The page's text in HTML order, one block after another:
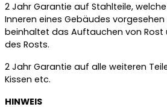
2 Jahr Garantie auf Stahlteile,
Inneren eines Gebäudes vorgesehen
beinhaltet das Auftauchen von Rost
des Rosts.
2 Jahr Garantie auf alle weiteren
Kissen etc.
HINWEIS